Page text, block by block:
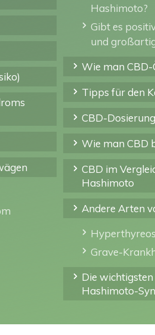
Hashimoto?
Gibt es
und
Wie man
Tipps für den
CBD-
Wie man CBD
CBD im
Hashimoto
Andere Arten
Grave-
Die
Hashimoto-